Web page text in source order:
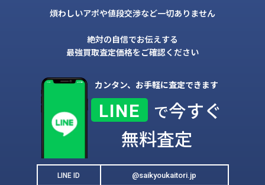
煩わしいアポや値段交渉など一切ありません
絶対の自信でお伝えする
最強買取査定価格をご確認ください
カンタン、お手軽に査定できます
LINE で今すぐ
無料査定
LINE ID @saikyoukaitori.jp